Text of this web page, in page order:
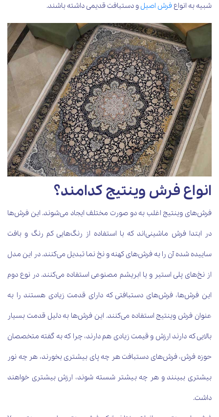
شبیه به انواع فرش‌ اصیلو دستبافت قدیمی داشته باشند.
انواع فرش وینتیج کدامند؟
فرش‌های وینتیج اغلب به دو صورت مختلف ایجاد می‌شوند. این فرش‌ها
در ابتدا فرش ماشینی‌اند که با استفاده از رنگ‌هایی کم رنگ و بافت
ساییده شده آن را به فرش‌های کهنه و نخ نما تبدیل می‌کنند. در این مدل
از نخ‌های پلی استیر و یا ابریشم مصنوعی استفاده می‌کنند. در نوع دوم
این فرش‌ها، فرش‌های دستبافتی که دارای قدمت زیادی هستند را به
عنوان فرش وینتیج استفاده می‌کنند. این فرش‌ها به دلیل قدمت بسیار
بالایی که دارند ارزش و قیمت زیادی هم دارند، چرا که به گفته متخصصان
حوزه فرش، فرش‌های دستبافت هر چه پای بیشتری بخورند، هر چه نور
بیشتری ببینند و هر چه بیشتر شسته شوند، ارزش بیشتری خواهند
داشت.